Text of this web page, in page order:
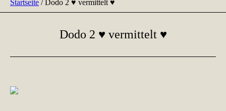
Startseite /Dodo 2 ♥ vermittelt ♥
Dodo 2 ♥ vermittelt ♥